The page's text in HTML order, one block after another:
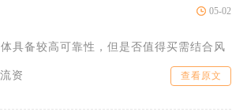
05-02
具备较高可靠性，但是否值得买需结合风
资 查看原文